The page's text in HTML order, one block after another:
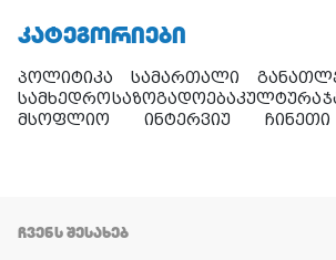
ᲙᲐᲢᲔᲒᲝᲠᲘᲔᲑᲘ
პოლიტიკა სამართალი
სამხედროსაზოგადოებაკულტურა
მსოფლიო
ინტერვიუ ჩინეთი
ᲩᲕᲔᲜᲡ ᲨᲔᲡᲐᲮᲔᲑ